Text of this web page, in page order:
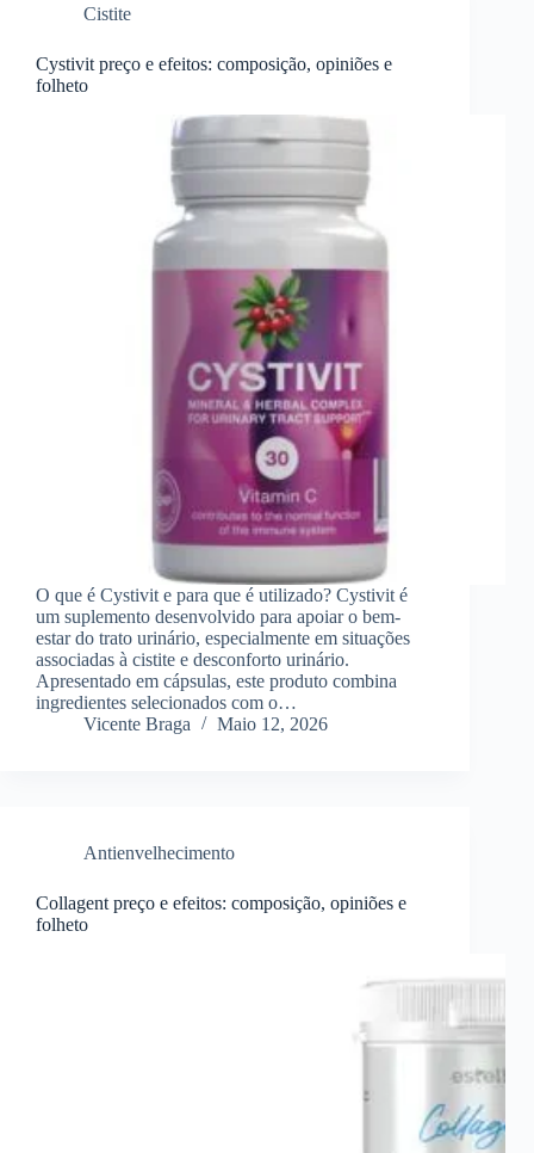
Cistite
Cystivit preço e efeitos: composição, opiniões e
folheto
O que é Cystivit e para que é utilizado? Cystivit é
um suplemento desenvolvido para apoiar o bem-
estar do trato urinário, especialmente em situações
associadas à cistite e desconforto urinário.
Apresentado em cápsulas, este produto combina
ingredientes selecionados com o…
Vicente Braga
Maio 12, 2026
Antienvelhecimento
Collagent preço e efeitos: composição, opiniões e
folheto